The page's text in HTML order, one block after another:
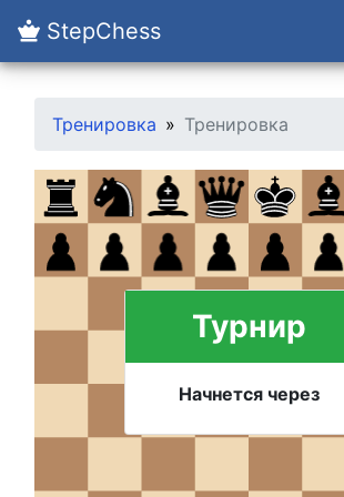
StepChess
Тренировка Тренировка
Турнир
Начнется через